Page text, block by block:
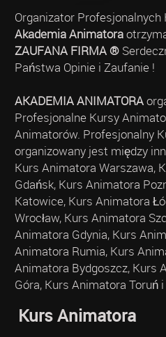
Organizator
Akademia Animatora
ZAUFANA FIRMA ®
Państwa Opinie i Zaufanie !
AKADEMIA ANIMATORA
Profesjonalne Kursy
Animatorów. Profesjonalny
organizowany jest między
Kurs Animatora Warszawa,
Gdańsk, Kurs Animatora
Katowice, Kurs Animatora
Wrocław, Kurs Animatora
Animatora Gdynia, Kurs
Animatora Rumia, Kurs
Animatora Bydgoszcz, Kurs
Góra, Kurs Animatora Toruń
Kurs Animatora